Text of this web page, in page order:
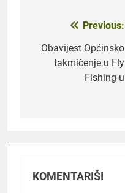
Navigacija
članaka
Previous:
Obavijest Općinsko
takmičenje u Fly
Fishing-u
KOMENTARIŠI